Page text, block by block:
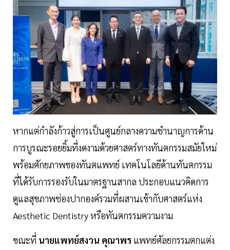
หากแต่กำลังก้าวสู่การเป็นศูนย์กลางความชำนาญการด้าน
การบูรณะรอยยิ้มที่งดงามด้วยศาสตร์ทางทันตกรรมสมัยใหม่
พร้อมศักยภาพของทันตแพทย์ เทคโนโลยีด้านทันตกรรม
ที่ได้รับการรองรับในมาตรฐานสากล ประกอบแนวคิดการ
ดูแลสุขภาพช่องปากองค์รวมที่ผสานเข้ากับศาสตร์แห่ง
Aesthetic Dentistry หรือทันตกรรมความงาม
ขณะที่ นายแพทย์สงวน คุณาพร แพทย์ศัลยกรรมตกแต่ง